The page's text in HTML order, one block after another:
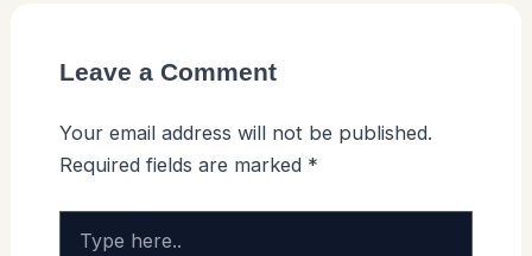
Leave a Comment
Your email address will not be published.
Required fields are marked *
here..